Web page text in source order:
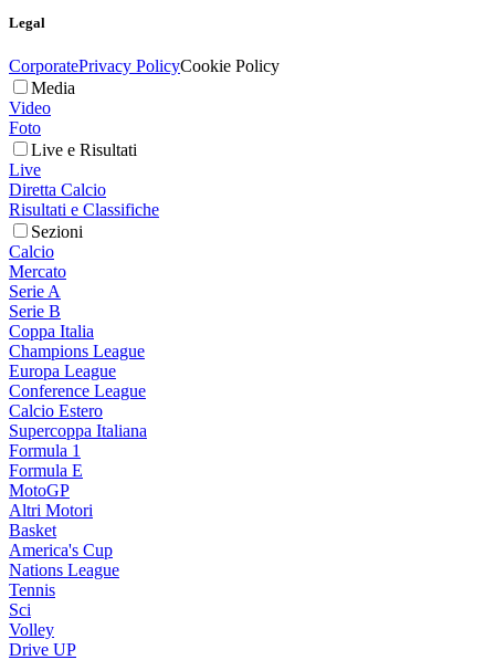
Legal
CorporatePrivacy PolicyCookie Policy
Media
Video
Foto
Live e Risultati
Live
Diretta Calcio
Risultati e Classifiche
Sezioni
Calcio
Mercato
Serie A
Serie B
Coppa Italia
Champions League
Europa League
Conference League
Calcio Estero
Supercoppa Italiana
Formula 1
Formula E
MotoGP
Altri Motori
Basket
America's Cup
Nations League
Tennis
Sci
Volley
Drive UP